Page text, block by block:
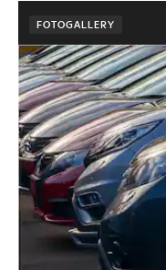
FOTOGALLERY